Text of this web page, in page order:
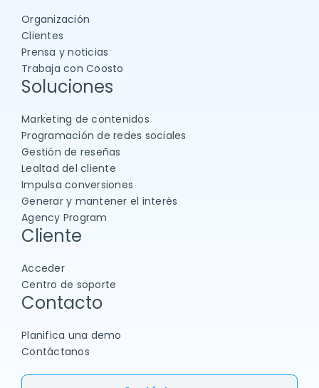
Organización
Clientes
Prensa y noticias
Trabaja con Coosto
Soluciones
Marketing de contenidos
Programación de redes sociales
Gestión de reseñas
Lealtad del cliente
Impulsa conversiones
Generar y mantener el interés
Agency Program
Cliente
Acceder
Centro de soporte
Contacto
Planifica una demo
Contáctanos